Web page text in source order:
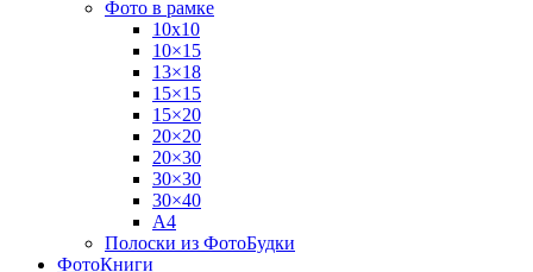
Фото в рамке
10х10
10×15
13×18
15×15
15×20
20×20
20×30
30×30
30×40
A4
Полоски из ФотоБудки
ФотоКниги